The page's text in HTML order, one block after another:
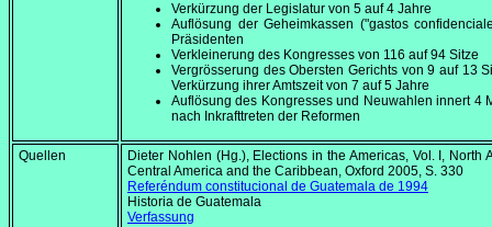
Verkürzung der Legislatur von 5 auf 4 Jahre
Auflösung der Geheimkassen ("gastos
Präsidenten
Verkleinerung des Kongresses von 116 auf 94 Sitze
Vergrösserung des Obersten Gerichts von 9 auf 13
Verkürzung ihrer Amtszeit von 7 auf 5 Jahre
Auflösung des Kongresses und Neuwahlen innert 4
nach Inkrafttreten der Reformen
Quellen Dieter Nohlen (Hg.), Elections in the Americas, Vol. I, North
Central America and the Caribbean, Oxford 2005, S. 330
Referéndum constitucional de Guatemala de 1994
Historia de Guatemala
Verfassung